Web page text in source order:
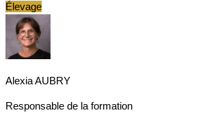
Élevage
Alexia AUBRY
Responsable de la formation